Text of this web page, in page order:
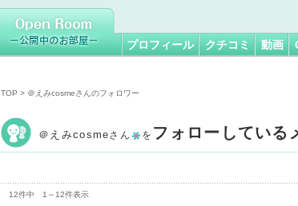
プロフィール クチコミ 動画
TOP > ＠えみcosmeさんのフォロワー
＠えみcosmeさん を フォローしている
12件中 1～12件表示